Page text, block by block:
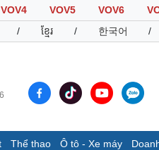
VOV4 VOV5 VOV6
/ ខ្មែរ / 한국어 /
Thể thao Ô tô - Xe máy